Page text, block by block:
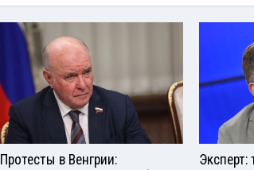
Протесты в Венгрии: